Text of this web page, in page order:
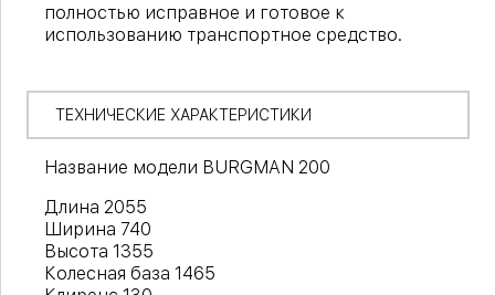
полностью исправное и готовое к
использованию транспортное средство.
ТЕХНИЧЕСКИЕ ХАРАКТЕРИСТИКИ
Название модели BURGMAN 200
Длина 2055
Ширина 740
Высота 1355
Колесная база 1465